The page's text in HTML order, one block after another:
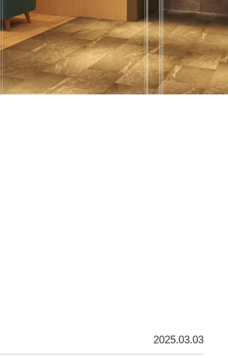
2025.03.03